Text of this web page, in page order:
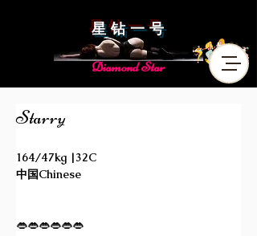
星 钻 一 号
Diamond Star
Starry
164/47kg |32C
中国Chinese
👄👄👄👄👄👄